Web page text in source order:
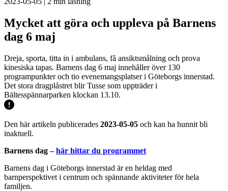
Mycket att göra och uppleva på Barnens
dag 6 maj
Dreja, sporta, titta in i ambulans, få ansiktsmålning och prova
kinesiska tapas. Barnens dag 6 maj innehåller över 130
programpunkter och tio evenemangsplatser i Göteborgs innerstad.
Det stora dragplåstret blir Tusse som uppträder i
Bältesspännarparken klockan 13.10.
Den här artikeln publicerades 2023-05-05 och kan ha hunnit bli
inaktuell.
Barnens dag –här hittar du programmet
Barnens dag i Göteborgs innerstad är en heldag med
barnperspektivet i centrum och spännande aktiviteter för hela
familjen.